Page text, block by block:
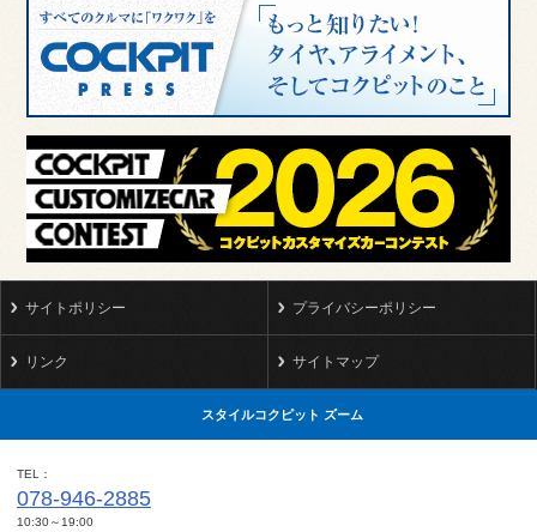
サイトポリシー プライバシーポリシー
リンク サイトマップ
スタイルコクピット ズーム
TEL
078-946-2885
10:30～19:00